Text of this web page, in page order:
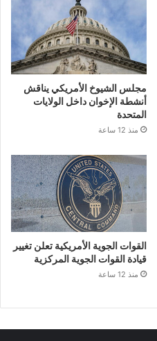
مجلس الشيوخ الأمريكي يناقش
أنشطة الإخوان داخل الولايات
المتحدة
منذ 12 ساعة
القوات الجوية الأمريكية تعلن تغيير
قيادة القوات الجوية المركزية
منذ 12 ساعة